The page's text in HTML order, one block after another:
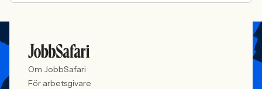
Om JobbSafari
För arbetsgivare